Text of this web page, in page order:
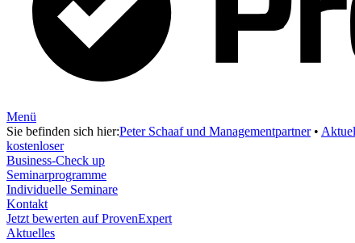
Menü
Sie befinden sich hier:Peter Schaaf und Managementpartner•
kostenloser
Business-Check up
Seminarprogramme
Individuelle Seminare
Kontakt
Jetzt bewerten auf ProvenExpert
Aktuelles